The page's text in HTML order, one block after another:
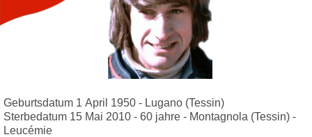
Geburtsdatum 1 April 1950 - Lugano (Tessin)
Sterbedatum 15 Mai 2010 - 60 jahre - Montagnola (Tessin) -
Leucémie